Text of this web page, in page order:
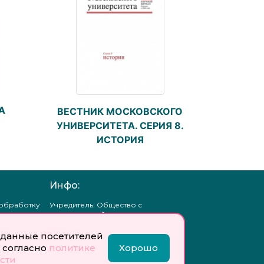
посетителей
политике
Хорошо
ВЕСТНИК МОСКОВСКОГО
УНИВЕРСИТЕТА. СЕРИЯ 8.
ИСТОРИЯ
Инфо:
Учредитель: Общество с
ограниченной
«Профобразование»
Главный редактор: Богатырева